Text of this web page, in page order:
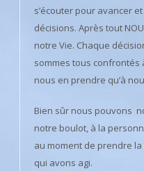
s’écouter pour avancer
décisions. Après tout
notre Vie. Chaque
sommes tous confrontés
nous en prendre qu’à
Bien sûr nous pouvons
notre boulot, à la
au moment de prendre
qui avons agi.